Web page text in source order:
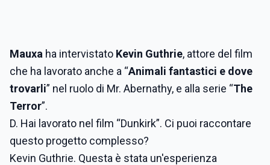
Mauxa ha intervistato Kevin Guthrie, attore del film
che ha lavorato anche a “Animali fantastici e dove
trovarli” nel ruolo di Mr. Abernathy, e alla serie “The
Terror”.
D. Hai lavorato nel film “Dunkirk”. Ci puoi raccontare
questo progetto complesso?
Kevin Guthrie. Questa è stata un'esperienza